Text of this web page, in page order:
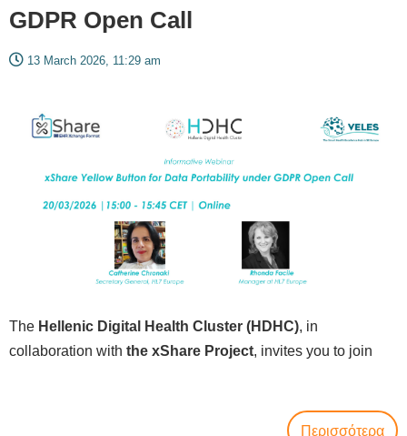
GDPR Open Call
13 March 2026, 11:29 am
The Hellenic Digital Health Cluster (HDHC), in
collaboration with the xShare Project, invites you to join
Περισσότερα